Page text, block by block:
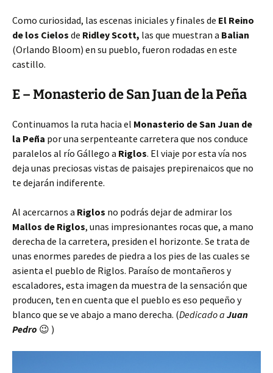
Como curiosidad, las escenas iniciales y finales de El Reino
de los Cielos de Ridley Scott, las que muestran a Balian
(Orlando Bloom) en su pueblo, fueron rodadas en este
castillo.
E – Monasterio de San Juan de la Peña
Continuamos la ruta hacia el Monasterio de San Juan de
la Peña por una serpenteante carretera que nos conduce
paralelos al río Gállego a Riglos. El viaje por esta vía nos
deja unas preciosas vistas de paisajes prepirenaicos que no
te dejarán indiferente.
Al acercarnos a Riglos no podrás dejar de admirar los
Mallos de Riglos, unas impresionantes rocas que, a mano
derecha de la carretera, presiden el horizonte. Se trata de
unas enormes paredes de piedra a los pies de las cuales se
asienta el pueblo de Riglos. Paraíso de montañeros y
escaladores, esta imagen da muestra de la sensación que
producen, ten en cuenta que el pueblo es eso pequeño y
blanco que se ve abajo a mano derecha. (Dedicado a Juan
Pedro 😉 )